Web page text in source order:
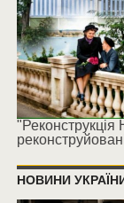
"Реконструкція
НОВИНИ